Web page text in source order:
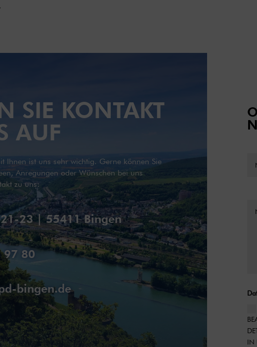
SIE KONTAKT
AUF
Ihnen ist uns sehr wichtig. Gerne können Sie
Anregungen oder Wünschen bei uns
zu uns:
23 | 55411 Bingen
97 80
bingen.de
IN